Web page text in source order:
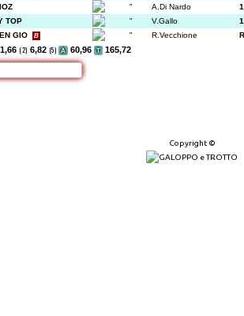
" A.Di Nardo
TOP " V.Gallo
GIO B " R.Vecchione
1,66 (2) 6,82 (5) A 60,96 T 165,72
Copyright ©